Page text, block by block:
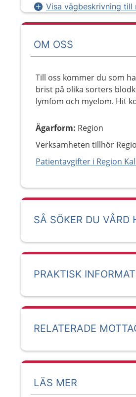
Visa vägbeskrivning till
OM OSS
Till oss kommer du som
brist på olika sorters
lymfom och myelom. Hit
Ägarform: Region
Verksamheten tillhör
Patientavgifter i Region
SÅ SÖKER DU VÅRD
PRAKTISK
RELATERADE
LÄS MER